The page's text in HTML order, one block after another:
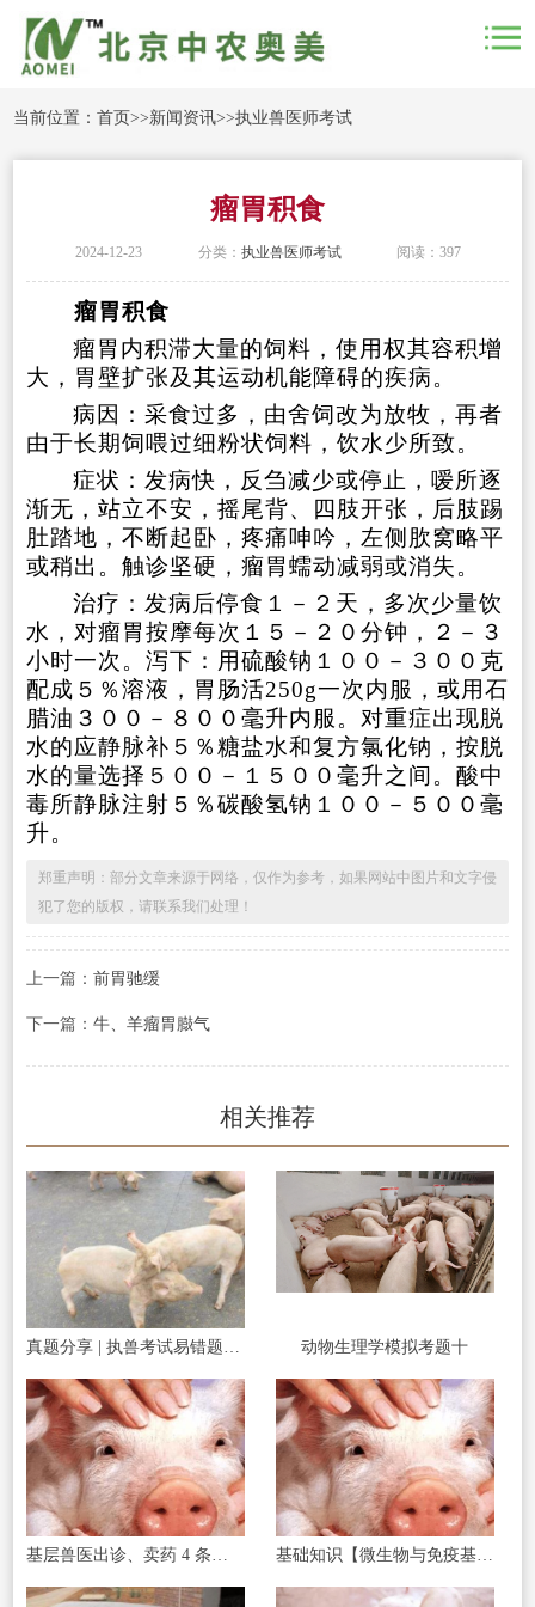
当前位置：首页>>新闻资讯>>执业兽医师考试
瘤胃积食
2024-12-23 分类： 执业兽医师考试 阅读：397
瘤胃积食
瘤胃内积滞大量的饲料，使用权其容积增
大，胃壁扩张及其运动机能障碍的疾病。
病因：采食过多，由舍饲改为放牧，再者
由于长期饲喂过细粉状饲料，饮水少所致。
症状：发病快，反刍减少或停止，嗳所逐
渐无，站立不安，摇尾背、四肢开张，后肢踢
肚踏地，不断起卧，疼痛呻吟，左侧肷窝略平
或稍出。触诊坚硬，瘤胃蠕动减弱或消失。
治疗：发病后停食１－２天，多次少量饮
水，对瘤胃按摩每次１５－２０分钟，２－３
小时一次。泻下：用硫酸钠１００－３００克
配成５％溶液，胃肠活250g一次内服，或用石
腊油３００－８００毫升内服。对重症出现脱
水的应静脉补５％糖盐水和复方氯化钠，按脱
水的量选择５００－１５００毫升之间。酸中
毒所静脉注射５％碳酸氢钠１００－５００毫
升。
郑重声明：部分文章来源于网络，仅作为参考，如果网站中图片和文字侵
犯了您的版权，请联系我们处理！
上一篇： 前胃驰缓
下一篇： 牛、羊瘤胃臌气
相关推荐
动物生理学模拟考题十
基础知识【微生物与免疫基础】